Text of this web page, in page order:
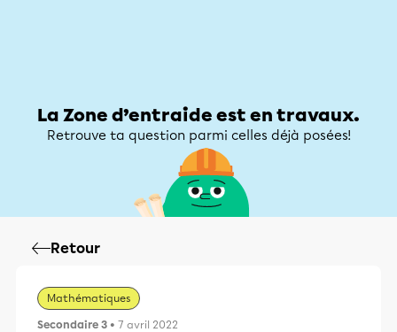
La Zone d’entraide est en travaux.
Retrouve ta question parmi celles déjà posées!
Retour
Mathématiques
Secondaire 3 • 7 avril 2022